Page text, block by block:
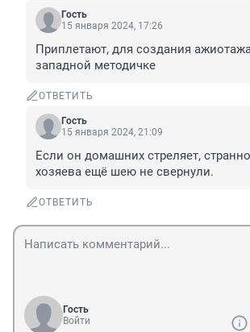
Гость
15 января 2024, 17:26
Приплетают, для создания
западной методичке
ОТВЕТИТЬ
Гость
15 января 2024, 21:09
Если он домашних стреляет,
хозяева ещё шею не свернули.
ОТВЕТИТЬ
Гость
Войти